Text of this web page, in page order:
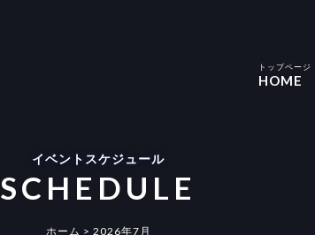
トップページ
HOME
イベントスケジュール
SCHEDULE
ホーム > 2026年7月